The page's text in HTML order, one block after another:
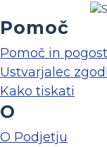
Pomoč
Pomoč in
Ustvarjalec
Kako tiskati
O
O Podjetju